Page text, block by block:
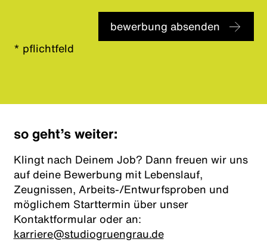
bewerbung absenden
* pflichtfeld
so geht’s weiter:
Klingt nach Deinem Job? Dann freuen wir uns
auf deine Bewerbung mit Lebenslauf,
Zeugnissen, Arbeits-/Entwurfsproben und
möglichem Starttermin über unser
Kontaktformular oder an:
karriere@studiogruengrau.de